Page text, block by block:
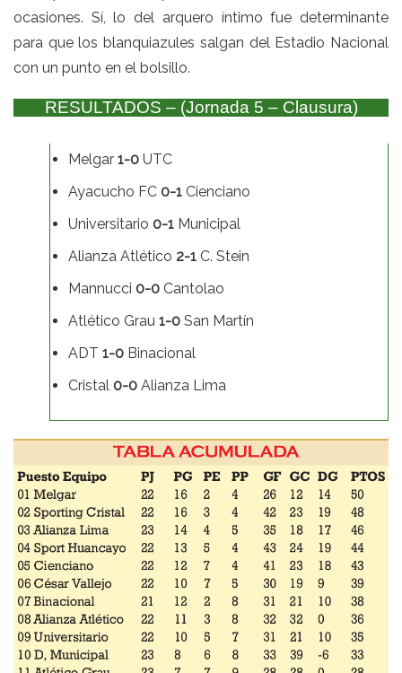
ocasiones. Sí, lo del arquero íntimo fue determinante
para que los blanquiazules salgan del Estadio Nacional
con un punto en el bolsillo.
RESULTADOS – (Jornada 5 – Clausura)
Melgar 1-0 UTC
Ayacucho FC 0-1 Cienciano
Universitario 0-1 Municipal
Alianza Atlético 2-1 C. Stein
Mannucci 0-0 Cantolao
Atlético Grau 1-0 San Martín
ADT 1-0 Binacional
Cristal 0-0 Alianza Lima